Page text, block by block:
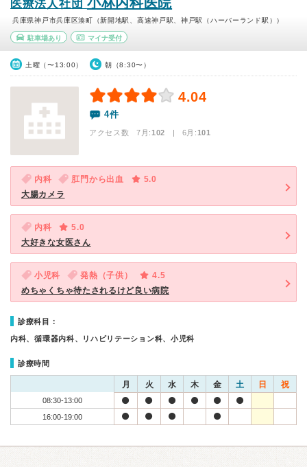
医療法人社団
兵庫県神戸市兵庫区湊町（新開地駅、高速神戸駅、神戸駅（ハーバーランド駅））
駐車場あり マイナ受付
土曜（〜13:00） 朝（8:30〜）
4.04
4件
アクセス数 7月:102 | 6月:101
内科 肛門から出血
5.0
大腸カメラ
内科
5.0
大好きな女医さん
小児科 発熱（子供）
4.5
めちゃくちゃ待たされるけど良い病院
診療科目：
内科、循環器内科、リハビリテーション科、小児科
診療時間
月 火 水 木 金 土 日 祝
08:30-13:00
16:00-19:00